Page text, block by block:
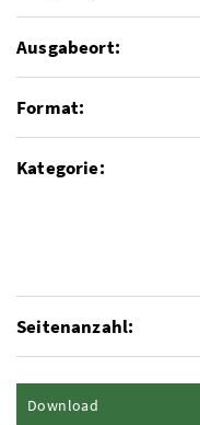
Ausgabeort:
Format:
Kategorie:
Seitenanzahl:
Download